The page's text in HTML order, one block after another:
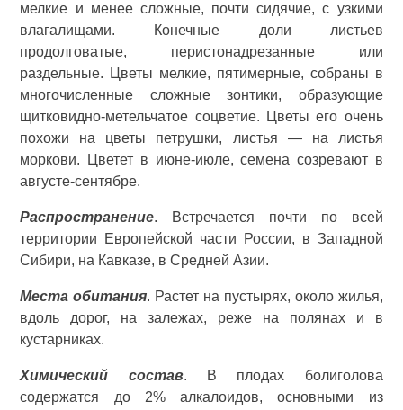
мелкие и менее сложные, почти сидячие, с узкими
влагалищами. Конечные доли листьев
продолговатые, перистонадрезанные или
раздельные. Цветы мелкие, пятимерные, собраны в
многочисленные сложные зонтики, образующие
щитковидно-метельчатое соцветие. Цветы его очень
похожи на цветы петрушки, листья — на листья
моркови. Цветет в июне-июле, семена созревают в
августе-сентябре.
Распространение. Встречается почти по всей
территории Европейской части России, в Западной
Сибири, на Кавказе, в Средней Азии.
Места обитания. Растет на пустырях, около жилья,
вдоль дорог, на залежах, реже на полянах и в
кустарниках.
Химический состав. В плодах болиголова
содержатся до 2% алкалоидов, основными из